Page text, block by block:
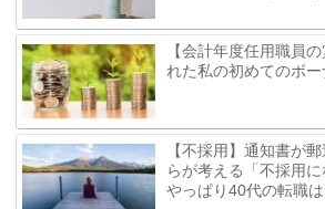
【会計年度任用職員
れた私の初めてのボー
【不採用】通知書が
らが考える「不採用
やっぱり40代の転職は